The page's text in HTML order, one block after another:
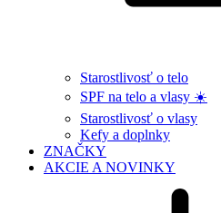
Starostlivosť o telo
SPF na telo a vlasy ☀️
Starostlivosť o vlasy
Kefy a doplnky
ZNAČKY
AKCIE A NOVINKY